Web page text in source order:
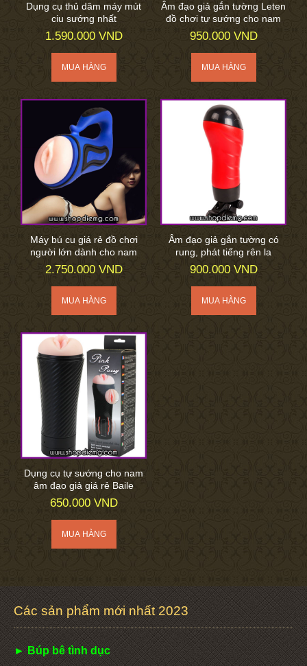
Dụng cụ thủ dâm máy mút
ciu sướng nhất
1.590.000 VND
Âm đạo giả gắn tường Leten
đồ chơi tự sướng cho nam
950.000 VND
Máy bú cu giá rẻ đồ chơi
người lớn dành cho nam
2.750.000 VND
Âm đạo giả gắn tường có
rung, phát tiếng rên la
900.000 VND
Dụng cụ tự sướng cho nam
âm đạo giả giá rẻ Baile
650.000 VND
Các sản phẩm mới nhất 2023
► Búp bê tình dục